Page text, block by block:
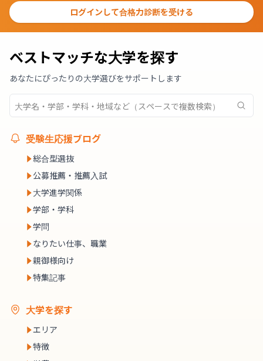
ログインして合格力診断を受ける
ベストマッチな大学を探す
あなたにぴったりの大学選びをサポートします
受験生応援ブログ
総合型選抜
公募推薦・推薦入試
大学進学関係
学部・学科
学問
なりたい仕事、職業
親御様向け
特集記事
大学を探す
エリア
特徴